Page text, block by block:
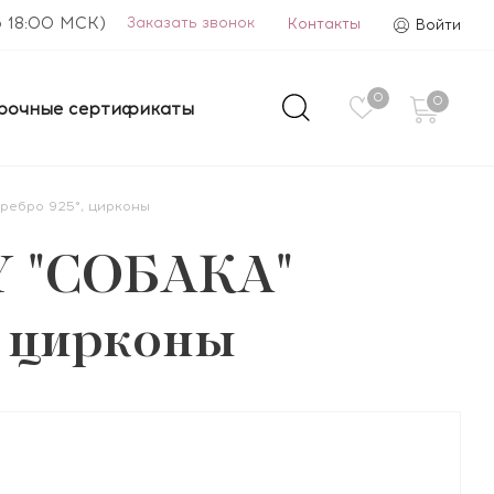
Войти
Контакты
18:00 МСК) Заказать звонок
0 0
сертификаты
925°, цирконы
"СОБАКА"
цирконы